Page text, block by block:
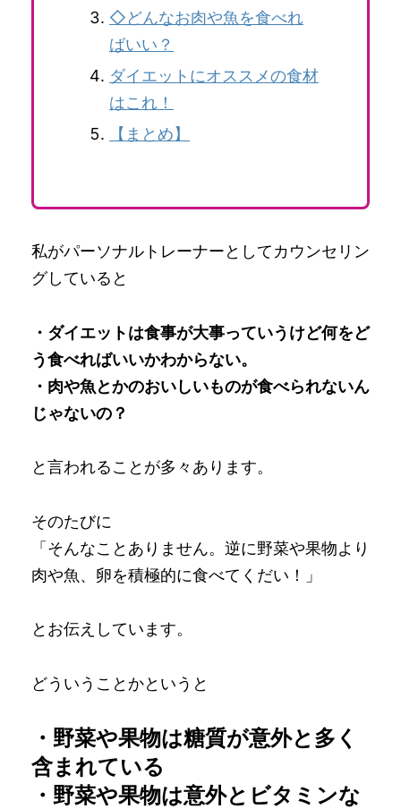
◇どんなお肉や魚を食べれ
ばいい？
ダイエットにオススメの食材
はこれ！
【まとめ】
私がパーソナルトレーナーとしてカウンセリン
グしていると
・ダイエットは食事が大事っていうけど何をど
う食べればいいかわからない。
・肉や魚とかのおいしいものが食べられないん
じゃないの？
と言われることが多々あります。
そのたびに
「そんなことありません。逆に野菜や果物より
肉や魚、卵を積極的に食べてくだい！」
とお伝えしています。
どういうことかというと
・野菜や果物は糖質が意外と多く
含まれている
・野菜や果物は意外とビタミンな